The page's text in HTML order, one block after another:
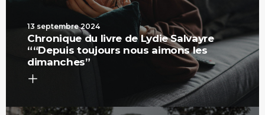
13 septembre 2024
Chronique du livre de Lydie Salvayre
““Depuis toujours nous aimons les
dimanches”